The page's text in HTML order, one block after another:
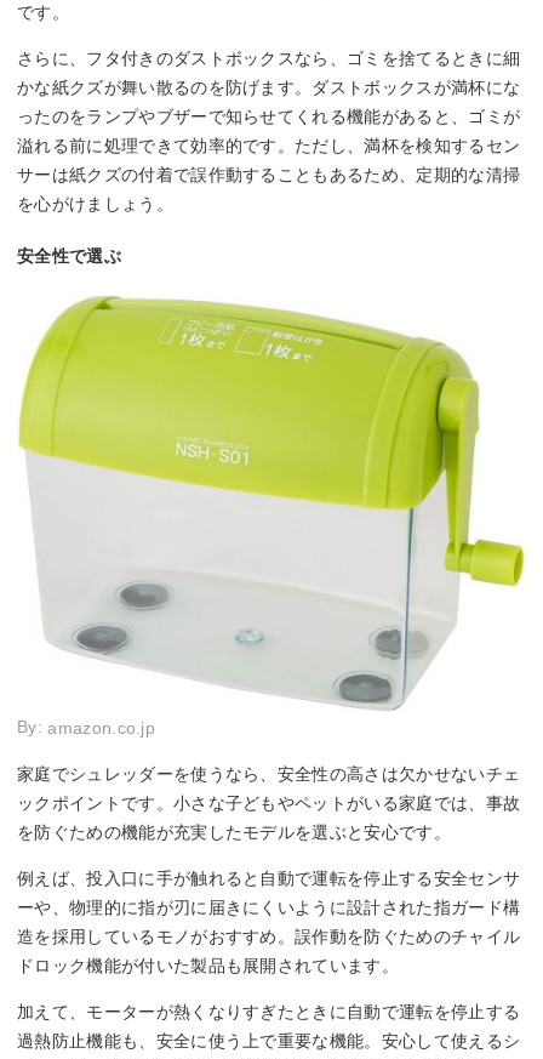
です。
さらに、フタ付きのダストボックスなら、ゴミを捨てるときに細
かな紙クズが舞い散るのを防げます。ダストボックスが満杯にな
ったのをランプやブザーで知らせてくれる機能があると、ゴミが
溢れる前に処理できて効率的です。ただし、満杯を検知するセン
サーは紙クズの付着で誤作動することもあるため、定期的な清掃
を心がけましょう。
安全性で選ぶ
By:amazon.co.jp
家庭でシュレッダーを使うなら、安全性の高さは欠かせないチェ
ックポイントです。小さな子どもやペットがいる家庭では、事故
を防ぐための機能が充実したモデルを選ぶと安心です。
例えば、投入口に手が触れると自動で運転を停止する安全センサ
ーや、物理的に指が刃に届きにくいように設計された指ガード構
造を採用しているモノがおすすめ。誤作動を防ぐためのチャイル
ドロック機能が付いた製品も展開されています。
加えて、モーターが熱くなりすぎたときに自動で運転を停止する
過熱防止機能も、安全に使う上で重要な機能。安心して使えるシ